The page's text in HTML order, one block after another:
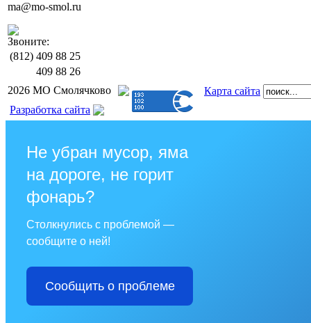
ma@mo-smol.ru
Звоните:
(812) 409 88 25
409 88 26
2026 МО Смолячково
Карта сайта
Разработка сайта
Не убран мусор, яма
на дороге, не горит
фонарь?
Столкнулись с проблемой —
сообщите о ней!
Сообщить о проблеме